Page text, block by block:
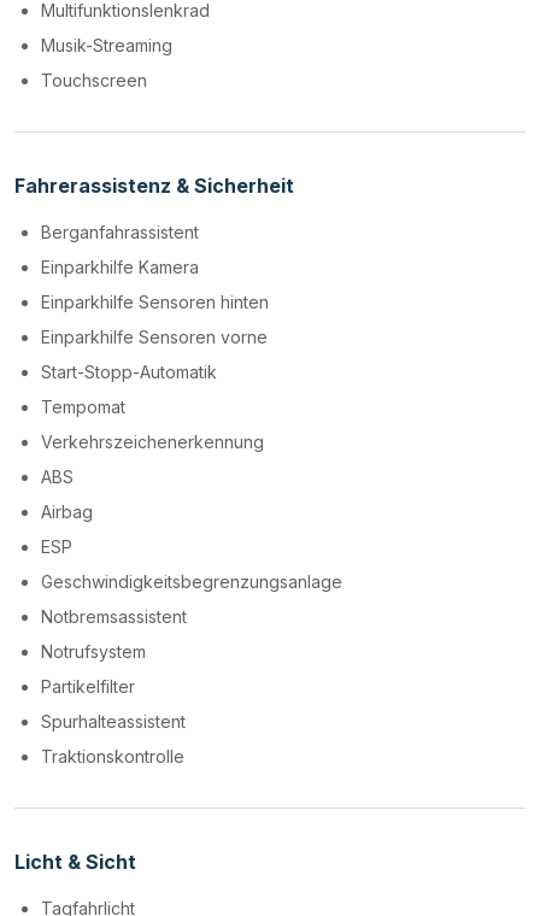
Multifunktionslenkrad
Musik-Streaming
Touchscreen
Fahrerassistenz & Sicherheit
Berganfahrassistent
Einparkhilfe Kamera
Einparkhilfe Sensoren hinten
Einparkhilfe Sensoren vorne
Start-Stopp-Automatik
Tempomat
Verkehrszeichenerkennung
ABS
Airbag
ESP
Geschwindigkeitsbegrenzungsanlage
Notbremsassistent
Notrufsystem
Partikelfilter
Spurhalteassistent
Traktionskontrolle
Licht & Sicht
Tagfahrlicht